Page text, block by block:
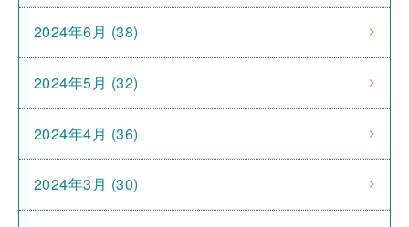
2024年6月 (38)
2024年5月 (32)
2024年4月 (36)
2024年3月 (30)